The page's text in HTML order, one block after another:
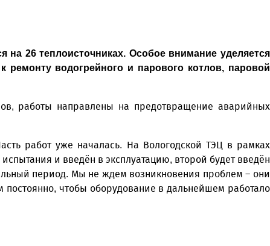
26 теплоисточниках. Особое внимание уделяется
ремонту водогрейного и парового котлов, паровой
работы направлены на предотвращение аварийных
работ уже началась. На Вологодской ТЭЦ в рамках
и введён в эксплуатацию, второй будет введён
период. Мы не ждем возникновения проблем – они
постоянно, чтобы оборудование в дальнейшем работало